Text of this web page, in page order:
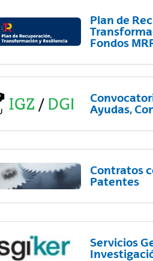
Plan de
Fondos
Ayudas,
Contratos
Patentes
Servicios